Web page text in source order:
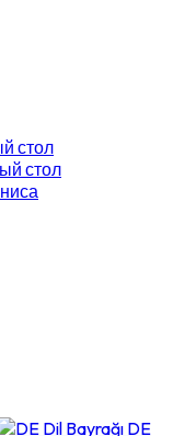
стол
стол
DE